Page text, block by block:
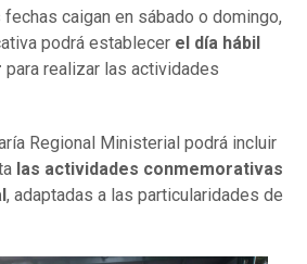
caigan en sábado o domingo,
podrá establecer el día hábil
para realizar las actividades
Regional Ministerial podrá incluir
las actividades conmemorativas
, adaptadas a las particularidades de